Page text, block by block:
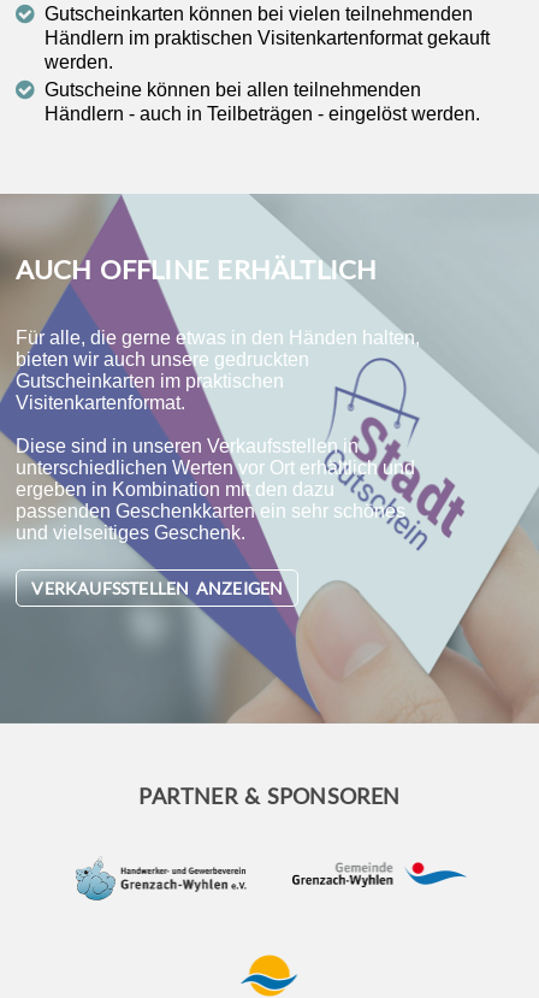
Gutscheinkarten können bei vielen teilnehmenden
Händlern im praktischen Visitenkartenformat gekauft
werden.
Gutscheine können bei allen teilnehmenden
Händlern - auch in Teilbeträgen - eingelöst werden.
AUCH OFFLINE ERHÄLTLICH
Für alle, die gerne etwas in den Händen halten,
bieten wir auch unsere gedruckten
Gutscheinkarten im praktischen
Visitenkartenformat.
Diese sind in unseren Verkaufsstellen in
unterschiedlichen Werten vor Ort erhältlich und
ergeben in Kombination mit den dazu
passenden Geschenkkarten ein sehr schönes
und vielseitiges Geschenk.
VERKAUFSSTELLEN ANZEIGEN
PARTNER & SPONSOREN